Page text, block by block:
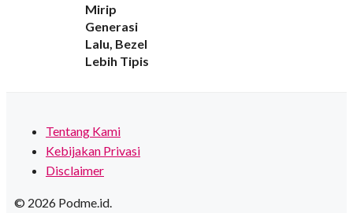
Mirip
Generasi
Lalu, Bezel
Lebih Tipis
Tentang Kami
Kebijakan Privasi
Disclaimer
© 2026 Podme.id.